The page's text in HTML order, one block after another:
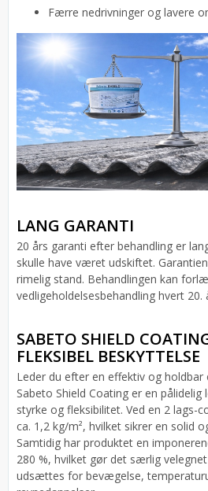
Færre nedrivninger og lavere
LANG GARANTI
20 års garanti efter behandling er
skulle have været udskiftet.
rimelig stand. Behandlingen kan
vedligeholdelsesbehandling hvert 20.
SABETO SHIELD
FLEKSIBEL BESKYTTELSE
Leder du efter en effektiv og holdbar
Sabeto Shield Coating er en
styrke og fleksibilitet. Ved en 2 lags-
ca. 1,2 kg/m², hvilket sikrer en solid
Samtidig har produktet en
280 %, hvilket gør det særlig
udsættes for bevægelse,